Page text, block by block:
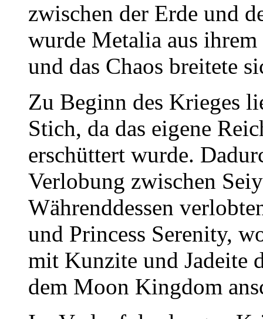
zwischen der Erde und
wurde Metalia aus
und das Chaos breitete
Zu Beginn des Krieges
Stich, da das eigene
erschüttert wurde.
Verlobung zwischen
Währenddessen
und Princess Serenity,
mit Kunzite und Jadeite
dem Moon Kingdom